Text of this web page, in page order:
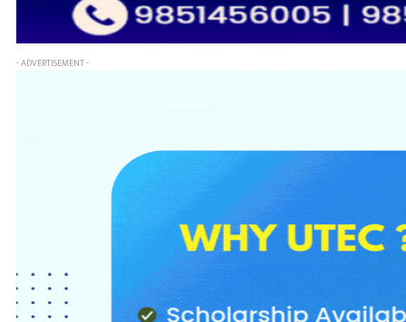
- ADVERTISEMENT -